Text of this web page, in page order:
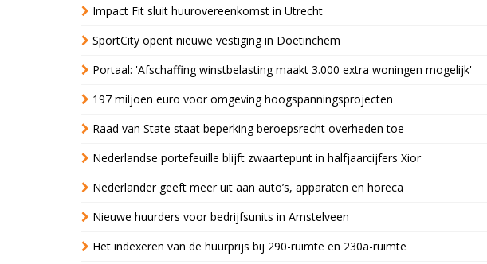
Impact Fit sluit huurovereenkomst in Utrecht
SportCity opent nieuwe vestiging in Doetinchem
Portaal: 'Afschaffing winstbelasting maakt 3.000 extra woningen mogelijk'
197 miljoen euro voor omgeving hoogspanningsprojecten
Raad van State staat beperking beroepsrecht overheden toe
Nederlandse portefeuille blijft zwaartepunt in halfjaarcijfers Xior
Nederlander geeft meer uit aan auto’s, apparaten en horeca
Nieuwe huurders voor bedrijfsunits in Amstelveen
Het indexeren van de huurprijs bij 290-ruimte en 230a-ruimte